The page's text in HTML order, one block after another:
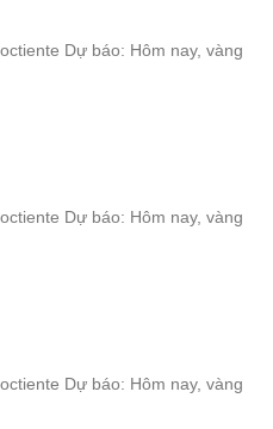
Dự báo: Hôm nay, vàng
Dự báo: Hôm nay, vàng
Dự báo: Hôm nay, vàng